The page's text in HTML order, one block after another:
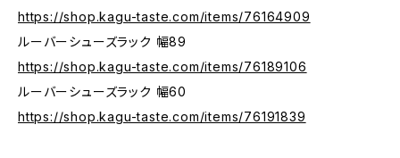
https://shop.kagu-taste.com/items/76164909
ルーバーシューズラック 幅89
https://shop.kagu-taste.com/items/76189106
ルーバーシューズラック 幅60
https://shop.kagu-taste.com/items/76191839